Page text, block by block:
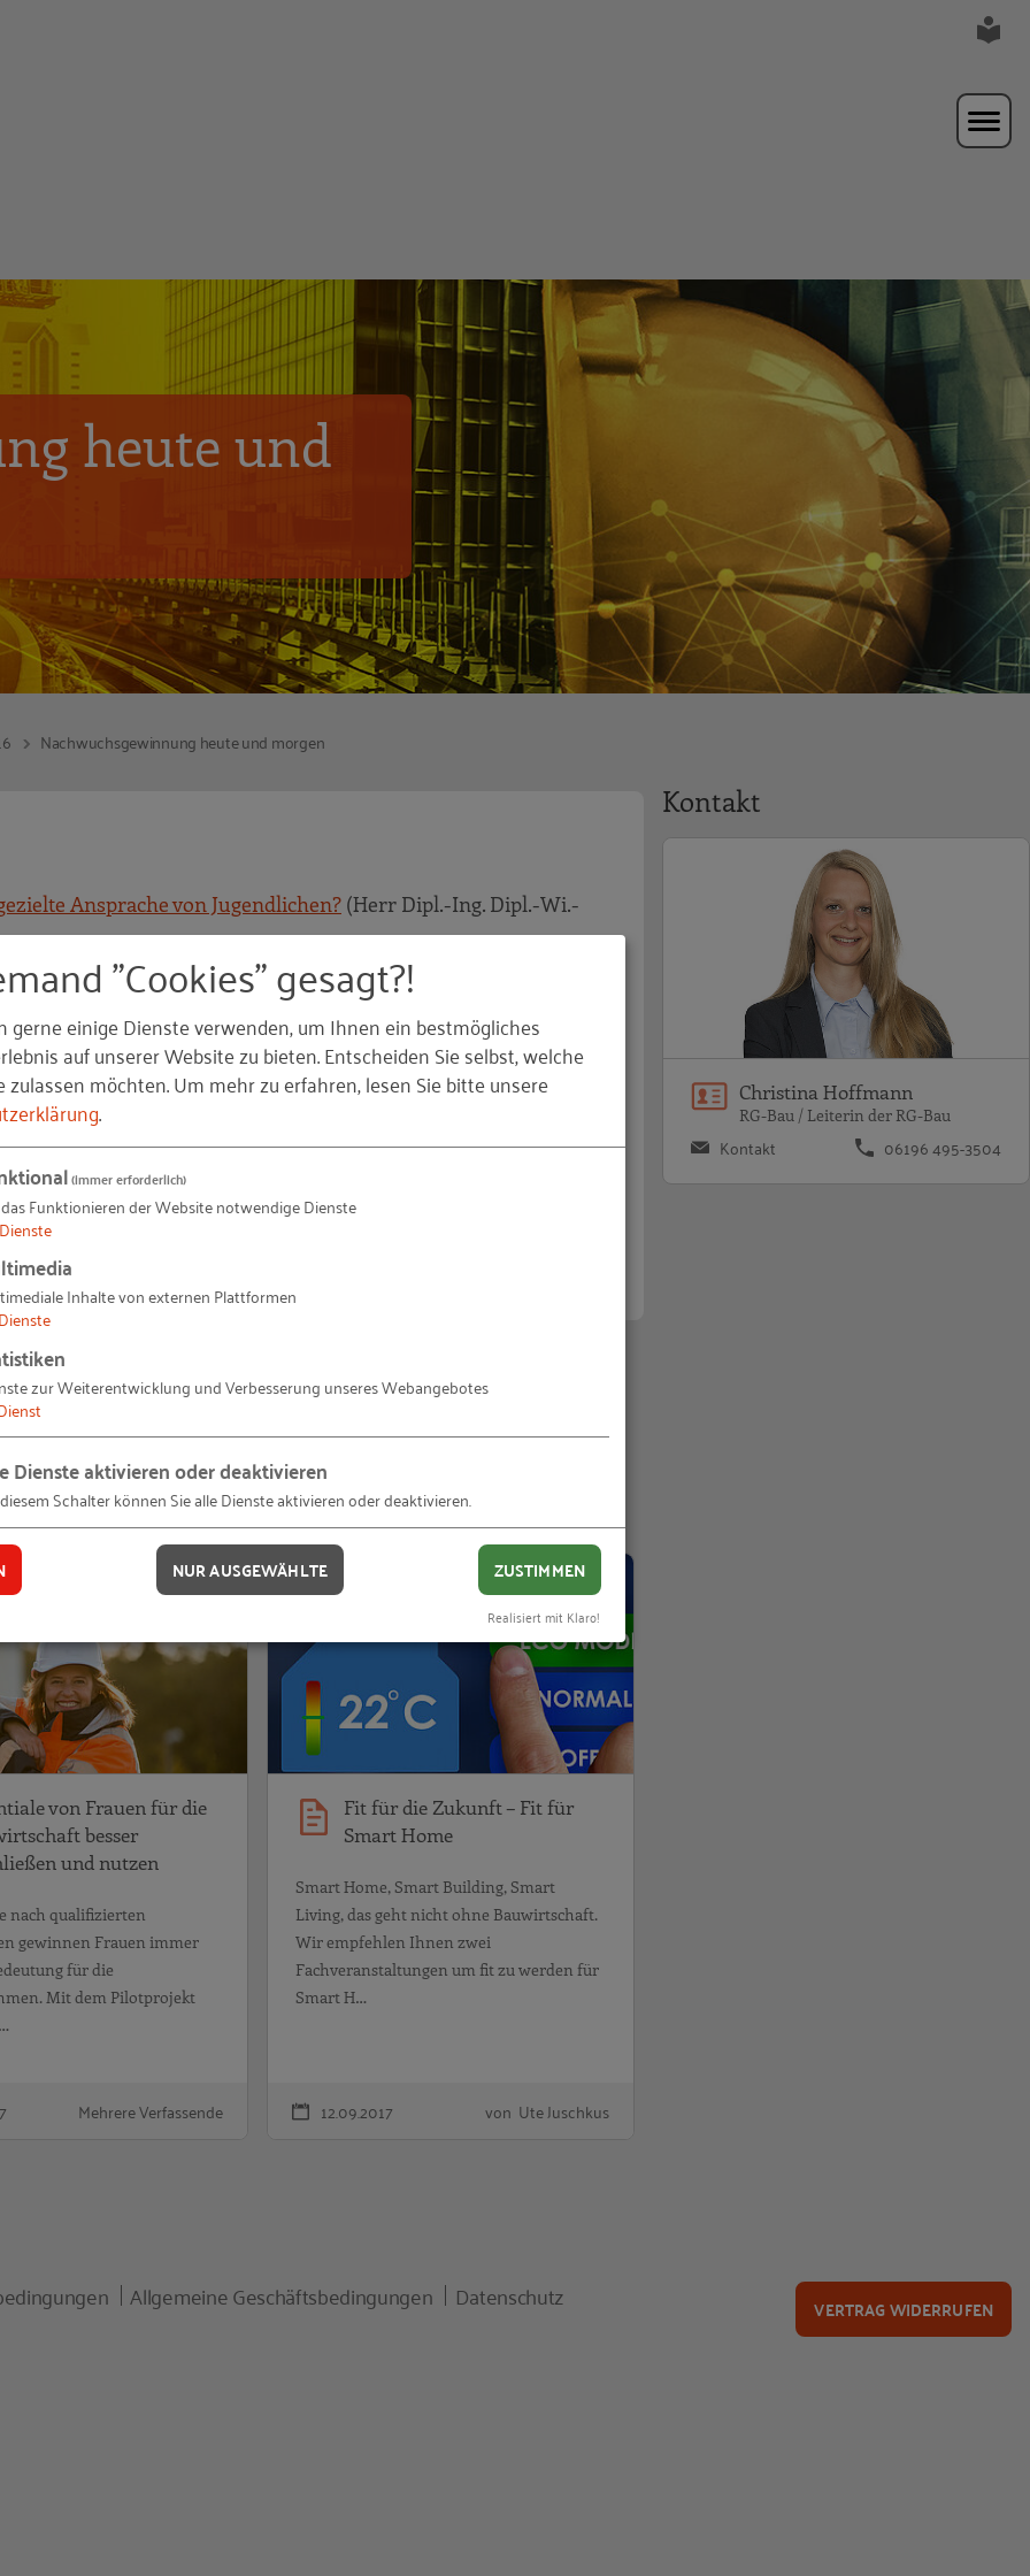
heute und
Nachwuchsgewinnung heute und morgen
Ansprache von Jugendlichen? (Herr Dipl.-Ing. Dipl.-Wi.-
integriert und ausgebildet werden?
Facharbeitergewinnung / Fachkräftesicherung
Zentralverband Deutsches Baugewerbe – ZDB)
„Potentiale von Frauen für die Bauwirtschaft besser erschließen und nutzen“
von Frauen für die
besser
und nutzen
nach qualifizierten
gewinnen Frauen immer
für die
Mit dem Pilotprojekt
Mehrere Verfassende
Potentiale von Frauen für die Bauwirtschaft besser erschließen und nutzen
BLOG-BEITRAG
Fit für die Zukunft – Fit für
Smart Home
Smart Home, Smart Building, Smart
Living, das geht nicht ohne Bauwirtschaft.
Wir empfehlen Ihnen zwei
Fachveranstaltungen um fit zu werden für
Smart H…
12.09.2017 von Ute Juschkus
Kontakt
Christina Hoffmann
RG-Bau / Leiterin der RG-Bau
Kontakt 06196 495-3504
Allgemeine Geschäftsbedingungen Datenschutz VERTRAG WIDERRUFEN
"Cookies" gesagt?!
gerne einige Dienste verwenden, um Ihnen ein bestmögliches
auf unserer Website zu bieten. Entscheiden Sie selbst, welche
zulassen möchten.Um mehr zu erfahren, lesen Sie bitte unsere
.
(immer erforderlich)
Funktionieren der Website notwendige Dienste
Dienste
Inhalte von externen Plattformen
Dienste
zur Weiterentwicklung und Verbesserung unseres Webangebotes
Dienste aktivieren oder deaktivieren
Schalter können Sie alle Dienste aktivieren oder deaktivieren.
NUR AUSGEWÄHLTE ZUSTIMMEN
Realisiert mit Klaro!